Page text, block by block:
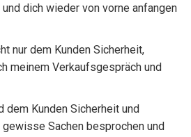
dich wieder von vorne anfangen
nur dem Kunden Sicherheit,
meinem Verkaufsgespräch und
dem Kunden Sicherheit und
gewisse Sachen besprochen und